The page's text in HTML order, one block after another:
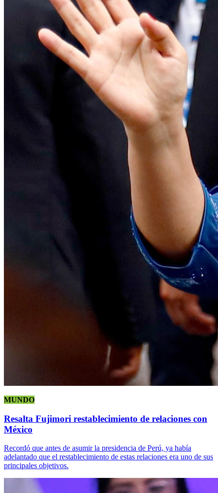
MUNDO
Resalta Fujimori restablecimiento de relaciones con
México
Recordó que antes de asumir la presidencia de Perú, ya había
adelantado que el restablecimiento de estas relaciones era uno de sus
principales objetivos.